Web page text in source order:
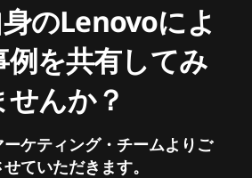
のLenovoによ
例を共有してみ
せんか？
ケティング・チームよりご
ていただきます。